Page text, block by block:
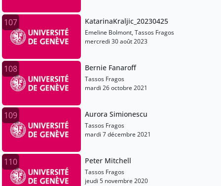
107 KatarinaKraljic_20230425
Emeline Bolmont, Tassos Fragos
mercredi 30 août 2023
108 Bernie Fanaroff
Tassos Fragos
mardi 26 octobre 2021
109 Aurora Simionescu
Tassos Fragos
mardi 7 décembre 2021
110 Peter Mitchell
Tassos Fragos
jeudi 5 novembre 2020